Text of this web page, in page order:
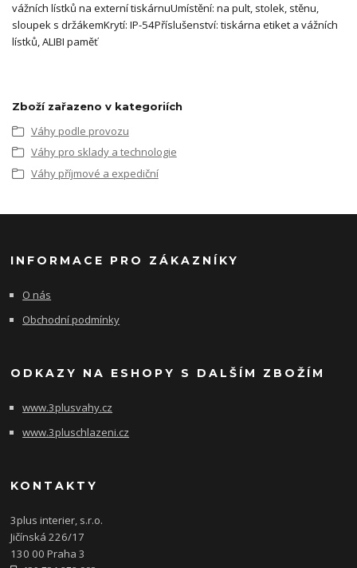
vážních lístků na externí tiskárnuUmístění: na pult, stolek, stěnu,
sloupek s držákemKrytí: IP-54Příslušenství: tiskárna etiket a vážních
lístků, ALIBI paměť
Zboží zařazeno v kategoriích
Váhy podle provozu
Váhy pro sklady a technologie
Váhy příjmové a expediční
INFORMACE PRO ZÁKAZNÍKY
O nás
Obchodní podmínky
ODKAZY NA ESHOPY S DALŠÍM ZBOŽÍM
www.3plusvahy.cz
www.3pluschlazeni.cz
KONTAKTY
3plus interier, s.r.o.
Jičínská 226/17
130 00 Praha 3